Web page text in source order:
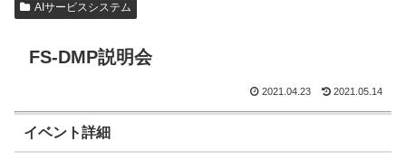
AIサービスシステム
FS-DMP説明会
2021.04.23 2021.05.14
イベント詳細